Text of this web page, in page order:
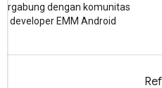
Bergabung dengan komunitas
developer EMM Android